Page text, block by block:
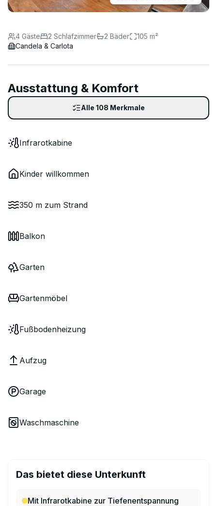
4 Gäste 2 Schlafzimmer 2 Bäder 105 m²
Candela & Carlota
Ausstattung & Komfort
Alle 108 Merkmale
Infrarotkabine
Kinder willkommen
350 m zum Strand
Balkon
Garten
Gartenmöbel
Fußbodenheizung
Aufzug
Garage
Waschmaschine
Das bietet diese Unterkunft
Mit Infrarotkabine zur Tiefenentspannung